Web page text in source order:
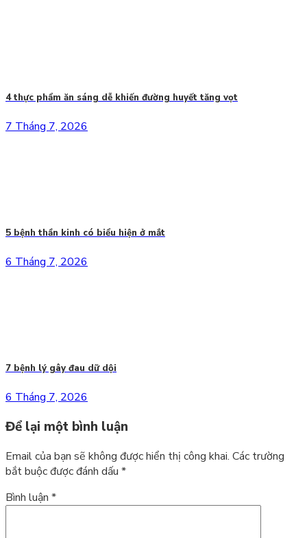
4 thực phẩm ăn sáng dễ khiến đường huyết tăng vọt
7 Tháng 7, 2026
5 bệnh thần kinh có biểu hiện ở mắt
6 Tháng 7, 2026
7 bệnh lý gây đau dữ dội
6 Tháng 7, 2026
Để lại một bình luận
Email của bạn sẽ không được hiển thị công khai. Các trường
bắt buộc được đánh dấu *
Bình luận *